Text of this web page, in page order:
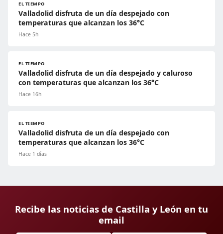
EL TIEMPO
Valladolid disfruta de un día despejado con
temperaturas que alcanzan los 36°C
Hace 5h
EL TIEMPO
Valladolid disfruta de un día despejado y caluroso
con temperaturas que alcanzan los 36°C
Hace 16h
EL TIEMPO
Valladolid disfruta de un día despejado con
temperaturas que alcanzan los 36°C
Hace 1 días
Recibe las noticias de Castilla y León en tu
email